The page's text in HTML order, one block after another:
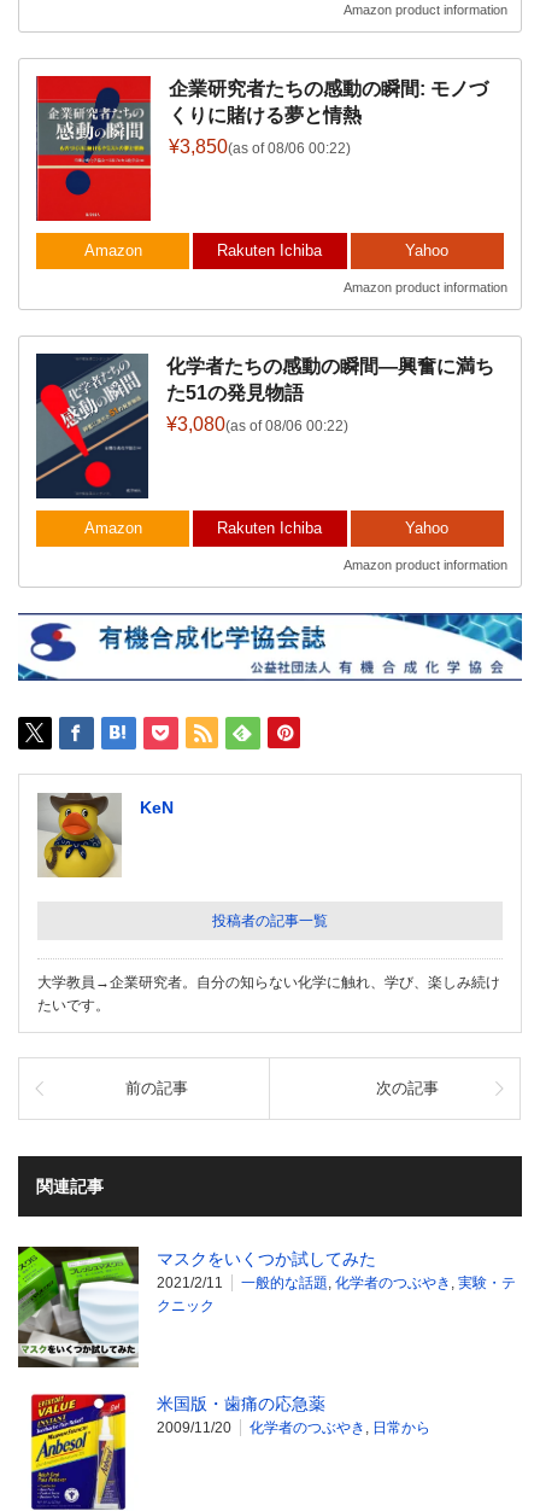
Amazon product information
企業研究者たちの感動の瞬間: モノづ
くりに賭ける夢と情熱
¥3,850(as of 08/06 00:22)
Amazon Rakuten Ichiba Yahoo
Amazon product information
化学者たちの感動の瞬間―興奮に満ち
た51の発見物語
¥3,080(as of 08/06 00:22)
Amazon Rakuten Ichiba Yahoo
Amazon product information
KeN
投稿者の記事一覧
大学教員→企業研究者。自分の知らない化学に触れ、学び、楽しみ続け
たいです。
前の記事 次の記事
関連記事
マスクをいくつか試してみた
2021/2/11 一般的な話題 化学者のつぶやき 実験・テ
クニック
米国版・歯痛の応急薬
2009/11/20 化学者のつぶやき 日常から